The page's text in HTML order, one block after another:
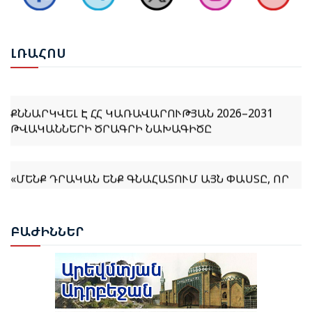
ԼՌԱՀՈՍ
ԵՐԵՎԱՆՈՒՄ ԿԱՅԱՑԵԼ Է ԱՆԻԻ ԿԱՄՐՋԻ
ԹՎԱԿԱՆՆԵՐԻ ԾՐԱԳՐԻ ՆԱԽԱԳԻԾԸ
ՀԱՅԱՍՏԱՆԻ ՆԵՐԿԱՅԻՍ ՎԱՐՉԱԿԱԶՄԸ «ԻՐԱԿԱՆ
ՀԱՅԱՍՏԱՆԻ» ՀԱՅԵՑԱԿԱՐԳԸ ԸՆԴՈՒՆԵԼ Է ՈՐՊԵՍ
ՌՈՒԲԵՆ ՌՈՒԲԻՆՅԱՆԸ ԸՆՏՐՎԵՑ ԱԺ ՆԱԽԱԳԱՀ
ՆԱԽԱԳԱՀ ՎԱՀԱԳՆ ԽԱՉԱՏՈՒՐՅԱՆԸ ՍՏՈՐԱԳՐԵՑ
ԲԱԺԻՆՆԵՐ